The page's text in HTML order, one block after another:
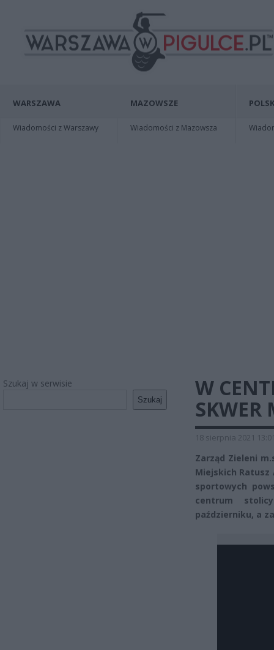
WARSZAWA
Wiadomości z Warszawy
MAZOWSZE
Wiadomości z Mazowsza
Szukaj w serwisie
Szukaj
W
SKWER
18 sierpnia 2021
Zarząd Zieleni
Miejskich Ratusz
sportowych
centrum
październiku, a